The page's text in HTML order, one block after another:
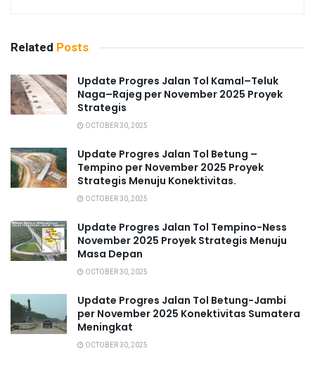
Related Posts
Update Progres Jalan Tol Kamal–Teluk
Naga–Rajeg per November 2025 Proyek
Strategis
OCTOBER 30, 2025
Update Progres Jalan Tol Betung –
Tempino per November 2025 Proyek
Strategis Menuju Konektivitas.
OCTOBER 30, 2025
Update Progres Jalan Tol Tempino-Ness
November 2025 Proyek Strategis Menuju
Masa Depan
OCTOBER 30, 2025
Update Progres Jalan Tol Betung-Jambi
per November 2025 Konektivitas Sumatera
Meningkat
OCTOBER 30, 2025